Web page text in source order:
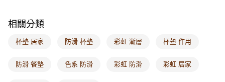
海外配送-其他亞洲地區
海外配送-歐美地區 查看運費
相關分類
杯墊 居家 防滑 杯墊 彩虹 漸層 杯墊 作用
防滑 餐墊 色系 防滑 彩虹 防滑 彩虹 居家